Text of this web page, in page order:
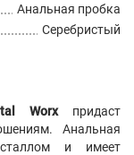
Анальная пробка
Серебристый
Worx придаст
Анальная
и имеет